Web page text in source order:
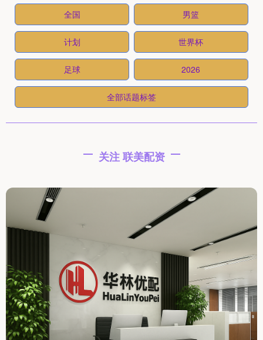
全国 男篮
计划 世界杯
足球 2026
全部话题标签
关注 联美配资